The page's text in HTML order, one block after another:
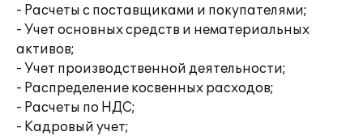
- Расчеты с поставщиками и покупателями;
- Учет основных средств и нематериальных
активов;
- Учет производственной деятельности;
- Распределение косвенных расходов;
- Расчеты по НДС;
- Кадровый учет;